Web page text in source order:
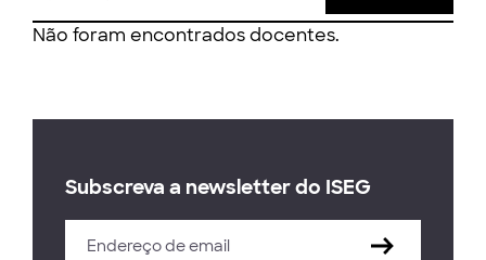
Não foram encontrados docentes.
Subscreva a newsletter do ISEG